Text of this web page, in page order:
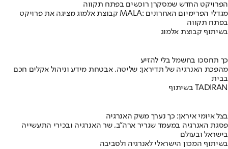
הפרויקט החדש שמסקרן רוכשים בפתח תקווה
קבוצת אלמוג מציגה את פרויקט MALA: מגדלי הפרימיום האחרונים
בפתח תקווה
בשיתוף קבוצת אלמוג
כך תחסכו בחשמל בלי להזיע
מהפכת האנרגיה של תדיראן: שליטה, אבטחת מידע וניהול אקלים חכם
בבית
בשיתוף TADIRAN
בצל איומי איראן: כך נערך משק האנרגיה
פסגת האנרגיה במעמד שגריר ארה"ב, שר האנרגיה ובכירי התעשייה
בישראל ובעולם
בשיתוף המכון הישראלי לאנרגיה ולסביבה